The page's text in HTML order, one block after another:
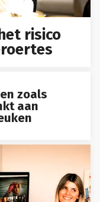
risico
zoals
aan